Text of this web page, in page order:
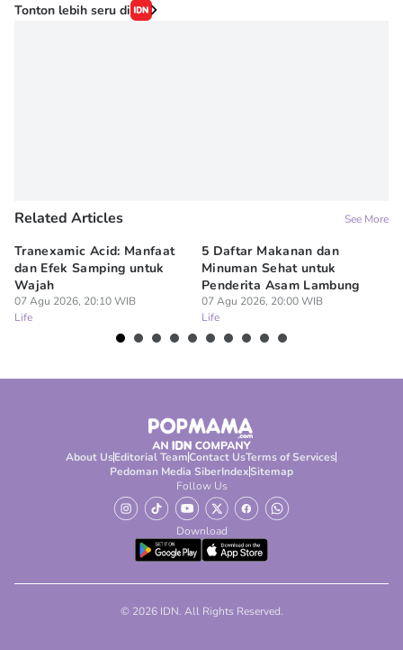
Tonton lebih seru di
Related Articles See More
Tranexamic Acid: Manfaat
dan Efek Samping untuk
Wajah
07 Agu 2026, 20:10 WIB
Life
5 Daftar Makanan dan
Minuman Sehat untuk
Penderita Asam Lambung
07 Agu 2026, 20:00 WIB
Life
About UsEditorial TeamContact UsTerms of Services
Pedoman Media SiberIndexSitemap
Follow Us
Download
© 2026 IDN. All Rights Reserved.